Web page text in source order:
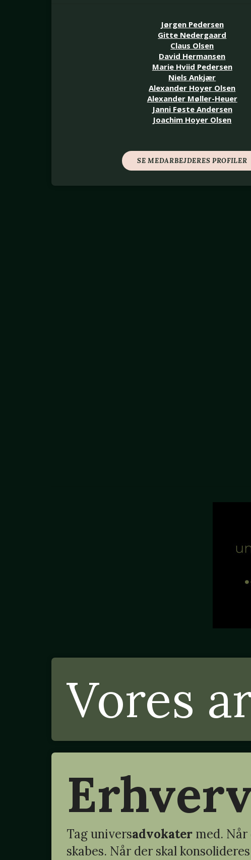
Jørgen Pedersen
Gitte Nedergaard
Claus Olsen
David Hermansen
Marie Hviid Pedersen
Niels Ankjær
Alexander Hoyer Olsen
Alexander Møller-Heuer
Janni Føste Andersen
Joachim Hoyer Olsen
SE MEDARBEJDERES PROFILER
Vores
Tag universadvokater med. Når
skabes. Når der skal